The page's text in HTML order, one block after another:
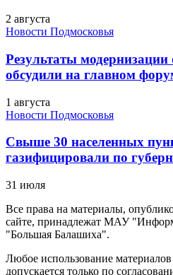
2 августа
Новости Подмосковья
Результаты
обсудили на главном
1 августа
Новости Подмосковья
Свыше 30 населенных
газифицировали по
31 июля
Все права на материалы,
сайте, принадлежат МАУ
"Большая Балашиха".
Любое использование материалов
допускается только по